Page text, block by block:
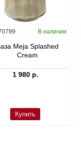
В наличии
Meja Splashed
Cream
1 980 р.
Купить